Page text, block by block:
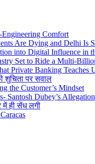
Engineering Comfort
Are Dying and Delhi Is
into Digital Influence in
Set to Ride a Multi-
Private Banking
शुचिता पर सवाल
the Customer’s Mindset
Santosh Dubey’s
में ही सेंध लगी